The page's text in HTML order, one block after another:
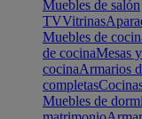
Muebles de salón
TVVitrinas
Muebles de
de cocinaMesas
cocinaArmarios
completas
Muebles de